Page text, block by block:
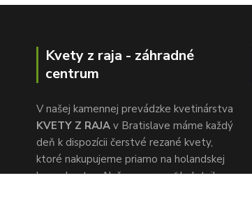
Kvety z raja - záhradné
centrum
V našej kamennej prevádzke kvetinárstva
KVETY Z RAJA v Bratislave máme každý
deň k dispozícii čerstvé rezané kvety,
ktoré nakupujeme priamo na holandskej
burze kvetov. Naša pozornosť k detailu a